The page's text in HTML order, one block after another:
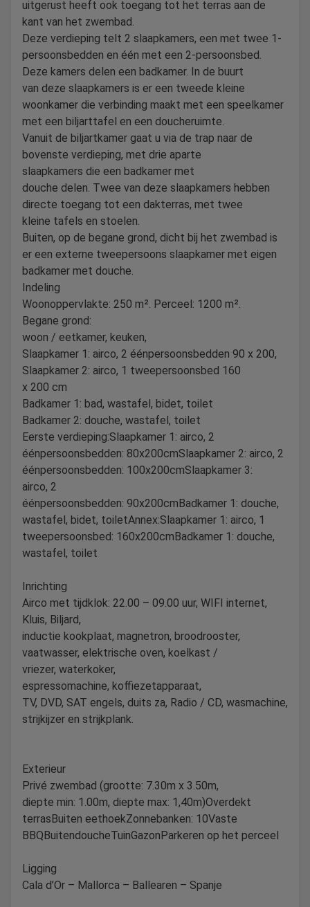
uitgerust heeft ook toegang tot het terras aan de
kant van het zwembad.
Deze verdieping telt 2 slaapkamers, een met twee 1-
persoonsbedden en één met een 2-persoonsbed.
Deze kamers delen een badkamer. In de buurt
van deze slaapkamers is er een tweede kleine
woonkamer die verbinding maakt met een speelkamer
met een biljarttafel en een doucheruimte.
Vanuit de biljartkamer gaat u via de trap naar de
bovenste verdieping, met drie aparte
slaapkamers die een badkamer met
douche delen. Twee van deze slaapkamers hebben
directe toegang tot een dakterras, met twee
kleine tafels en stoelen.
Buiten, op de begane grond, dicht bij het zwembad is
er een externe tweepersoons slaapkamer met eigen
badkamer met douche.
Indeling
Woonoppervlakte: 250 m². Perceel: 1200 m².
Begane grond:
woon / eetkamer, keuken,
Slaapkamer 1: airco, 2 éénpersoonsbedden 90 x 200,
Slaapkamer 2: airco, 1 tweepersoonsbed 160
x 200 cm
Badkamer 1: bad, wastafel, bidet, toilet
Badkamer 2: douche, wastafel, toilet
Eerste verdieping:Slaapkamer 1: airco, 2
éénpersoonsbedden: 80x200cmSlaapkamer 2: airco, 2
éénpersoonsbedden: 100x200cmSlaapkamer 3:
airco, 2
éénpersoonsbedden: 90x200cmBadkamer 1: douche,
wastafel, bidet, toiletAnnex:Slaapkamer 1: airco, 1
tweepersoonsbed: 160x200cmBadkamer 1: douche,
wastafel, toilet
Inrichting
Airco met tijdklok: 22.00 – 09.00 uur, WIFI internet,
Kluis, Biljard,
inductie kookplaat, magnetron, broodrooster,
vaatwasser, elektrische oven, koelkast /
vriezer, waterkoker,
espressomachine, koffiezetapparaat,
TV, DVD, SAT engels, duits za, Radio / CD, wasmachine,
strijkijzer en strijkplank.
Exterieur
Privé zwembad (grootte: 7.30m x 3.50m,
diepte min: 1.00m, diepte max: 1,40m)Overdekt
terrasBuiten eethoekZonnebanken: 10Vaste
BBQBuitendoucheTuinGazonParkeren op het perceel
Ligging
Cala d’Or – Mallorca – Ballearen – Spanje